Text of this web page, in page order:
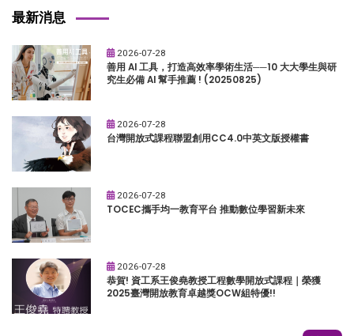
最新消息
2026-07-28
善用 AI 工具，打造高效率學術生活──10 大大學生與研
究生必備 AI 幫手推薦 ! (20250825)
2026-07-28
台灣開放式課程聯盟創用CC4.0中英文版授權書
2026-07-28
TOCEC攜手均一教育平台 推動數位學習新未來
2026-07-28
恭賀! 資工系王俊堯教授工程數學開放式課程｜榮獲
2025臺灣開放教育卓越獎OCW組特優!!